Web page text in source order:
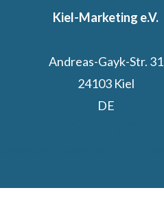
Kiel-Marketing e.V.
Andreas-Gayk-Str. 31
24103 Kiel
DE